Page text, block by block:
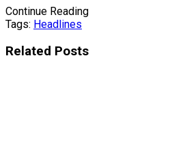
Continue Reading
Tags: Headlines
Related Posts